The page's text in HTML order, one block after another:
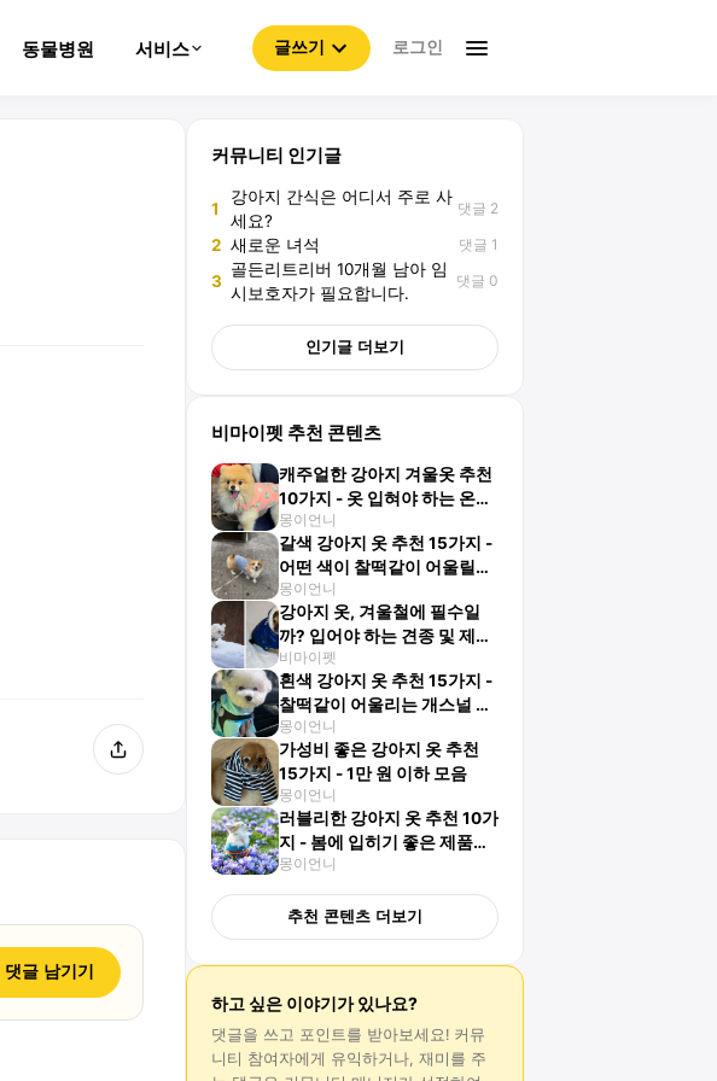
동물병원 서비스 글쓰기 로그인
댓글 남기기
커뮤니티 인기글
1
강아지 간식은 어디서 주로 사
세요?
댓글 2
2 새로운 녀석 댓글 1
3
골든리트리버 10개월 남아 임
시보호자가 필요합니다.
댓글 0
인기글 더보기
비마이펫 추천 콘텐츠
캐주얼한 강아지 겨울옷 추천
10가지 - 옷 입혀야 하는 온도
는?
몽이언니
갈색 강아지 옷 추천 15가지 -
어떤 색이 찰떡같이 어울릴
까?
몽이언니
강아지 옷, 겨울철에 필수일
까? 입어야 하는 견종 및 제품
추천 Top 7
비마이펫
흰색 강아지 옷 추천 15가지 -
찰떡같이 어울리는 개스널 컬
러 알아보기!
몽이언니
가성비 좋은 강아지 옷 추천
15가지 - 1만 원 이하 모음
몽이언니
러블리한 강아지 옷 추천 10가
지 - 봄에 입히기 좋은 제품
은?
몽이언니
추천 콘텐츠 더보기
하고 싶은 이야기가 있나요?
댓글을 쓰고 포인트를 받아보세요! 커뮤
니티 참여자에게 유익하거나, 재미를 주